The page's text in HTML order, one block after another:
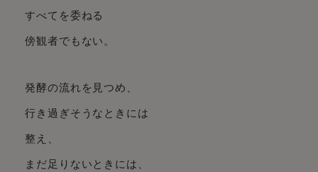
すべてを委ねる
傍観者でもない。
発酵の流れを見つめ、
行き過ぎそうなときには
整え、
まだ足りないときには、